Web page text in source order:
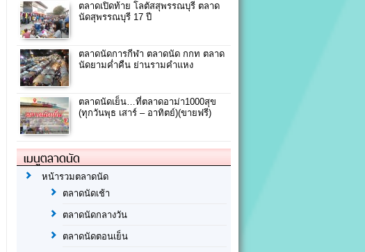
ตลาดเปิดท้าย โลตัสสุพรรณบุรี ตลาด
นัดสุพรรณบุรี 17 ปี
ตลาดนัดการกีฬา ตลาดนัด กกท ตลาด
นัดยามค่ำคืน ย่านรามคำแหง
ตลาดนัดเย็น…ที่ตลาดอาม่า1000สุข
(ทุกวันพุธ เสาร์ – อาทิตย์)(ขายฟรี)
เมนูตลาดนัด
หน้ารวมตลาดนัด
ตลาดนัดเช้า
ตลาดนัดกลางวัน
ตลาดนัดตอนเย็น